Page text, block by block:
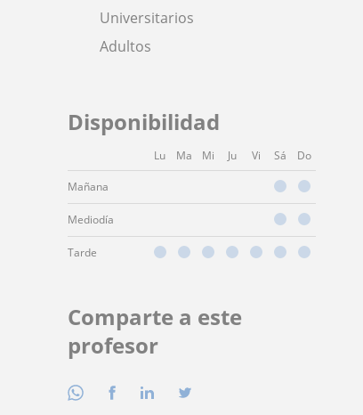
Universitarios
Adultos
Disponibilidad
Lu Ma Mi Ju Vi Sá Do
Mañana
Mediodía
Tarde
Comparte a este
profesor